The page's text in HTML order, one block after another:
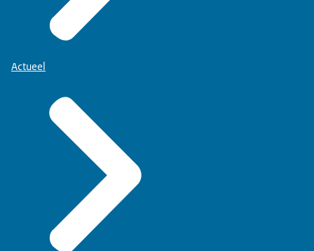
Actueel